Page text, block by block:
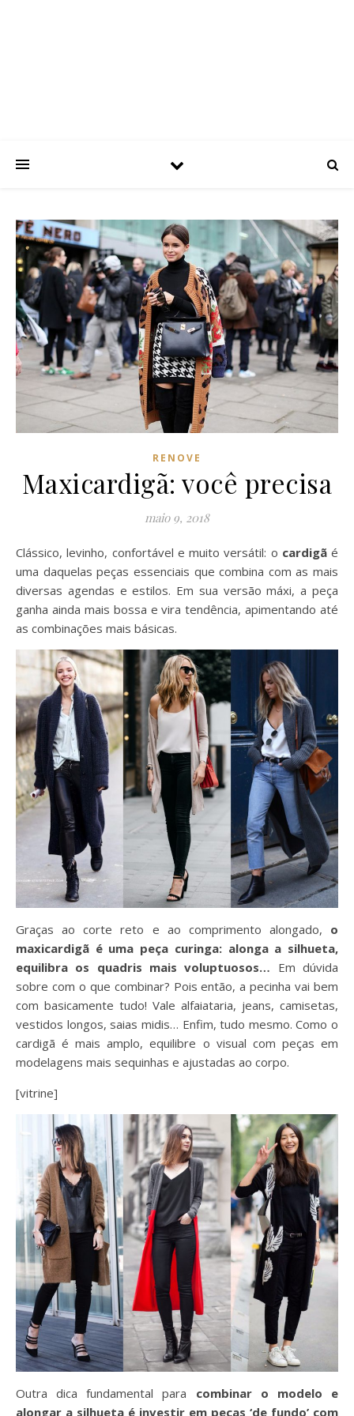
RENOVE
Maxicardigã: você precisa
maio 9, 2018
Clássico, levinho, confortável e muito versátil: o cardigãé
uma daquelas peças essenciais que combina com as mais
diversas agendas e estilos. Em sua versão máxi, a peça
ganha ainda mais bossa e vira tendência, apimentando até
as combinações mais básicas.
Graças ao corte reto e ao comprimento alongado, o
maxicardigã é uma peça curinga: alonga a silhueta,
equilibra os quadris mais voluptuosos… Em dúvida
sobre com o que combinar? Pois então, a pecinha vai bem
com basicamente tudo! Vale alfaiataria, jeans, camisetas,
vestidos longos, saias midis… Enfim, tudo mesmo. Como o
cardigã é mais amplo, equilibre o visual com peças em
modelagens mais sequinhas e ajustadas ao corpo.
[vitrine]
Outra dica fundamental para combinar o modelo e
alongar a silhueta é investir em peças ‘de fundo’ com